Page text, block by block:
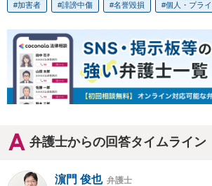
加害者 誹謗中傷 名誉毀損 個人・プラ
弁護士からの回答タイムライン
濵門 俊也 弁護士